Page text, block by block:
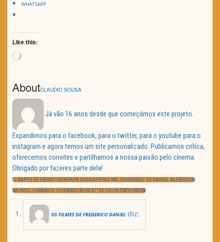
WHATSAPP
Like this:
Loading…
AboutCLAUDIO SOUSA
Já vão 16 anos desde que começámos este projeto.
Expandimos para o facebook, para o twitter, para o youtube para o
instagram e agora temos um site personalizado. Publicamos crítica,
oferecemos convites e partilhamos a nossa paixão pelo cinema.
Obrigado por fazeres parte dela!
Navegação
de
artigos
PREVIOUS
“O RAPTO DE FREDDY HEINEKEN (KIDNAPPING MR. HEINEKEN)” DE DANIEL ALFREDSON
NEXT
“MUNDO JURÁSSICO (JURASSIC WORLD)” DE COLIN TREVORROW
OS FILMES DE FREDERICO DANIEL diz: